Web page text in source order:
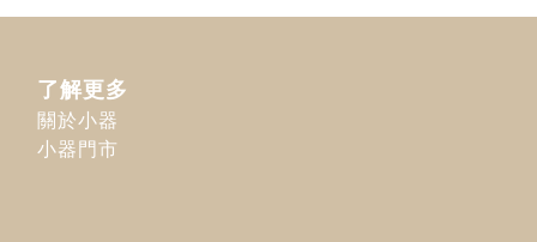
了解更多
關於小器
小器門市